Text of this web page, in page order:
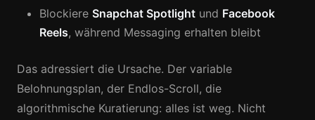
Blockiere Snapchat Spotlight und Facebook
Reels, während Messaging erhalten bleibt
Das adressiert die Ursache. Der variable
Belohnungsplan, der Endlos-Scroll, die
algorithmische Kuratierung: alles ist weg. Nicht